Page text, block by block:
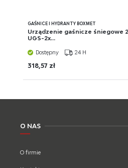
GAŚNICE I HYDRANTY BOXMET
Urządzenie gaśnicze śniegowe
UGS-2x...
Dostępny 24 H
318,57 zł
O NAS
O firmie